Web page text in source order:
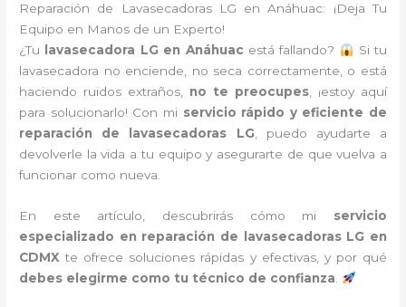
Reparación de Lavasecadoras LG en Anáhuac: ¡Deja Tu
Equipo en Manos de un Experto!
¿Tu
lavasecadora LG en Anáhuac está fallando?
Si tu
lavasecadora no enciende, no seca correctamente, o está
haciendo ruidos extraños, no te preocupes, ¡estoy aquí
para solucionarlo! Con mi servicio rápido y eficiente de
reparación de lavasecadoras LG, puedo ayudarte a
devolverle la vida a tu equipo y asegurarte de que vuelva a
funcionar como nueva.
En este artículo, descubrirás cómo mi servicio
especializado en reparación de lavasecadoras LG en
CDMX te ofrece soluciones rápidas y efectivas, y por qué
debes elegirme como tu técnico de confianza